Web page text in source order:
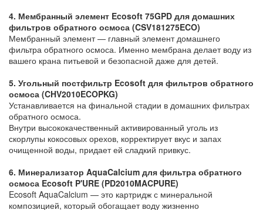
4. Мембранный элемент Ecosoft 75GPD для домашних
фильтров обратного осмоса (CSV181275ECO)
Мембранный элемент — главный элемент домашнего
фильтра обратного осмоса. Именно мембрана делает воду из
вашего крана питьевой и безопасной даже для детей.
5. Угольный постфильтр Ecosoft для фильтров обратного
осмоса (CHV2010ECOPKG)
Устанавливается на финальной стадии в домашних фильтрах
обратного осмоса.
Внутри высококачественный активированный уголь из
скорлупы кокосовых орехов, корректирует вкус и запах
очищенной воды, придает ей сладкий привкус.
6. Минерализатор AquaCalcium для фильтра обратного
осмоса Ecosoft P'URE (PD2010MACPURE)
Ecosoft AquaCalcium — это картридж с минеральной
композицией, который обогащает воду жизненно